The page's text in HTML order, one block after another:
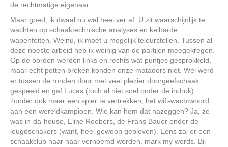
de rechtmatige eigenaar.
Maar goed, ik dwaal nu wel heel ver af. U zit waarschijnlijk te
wachten op schaaktechnische analyses en keiharde
wapenfeiten. Welnu, ik moet u mogelijk teleurstellen. Tussen al
deze noeste arbeid heb ik weinig van de partijen meegekregen.
Op de borden werden links en rechts wat puntjes gesprokkeld,
maar echt potten breken konden onze matadors niet. Wél werd
er tussen de ronden door met veel plezier doorgeefschaak
gespeeld en gaf Lucas (toch al niet snel onder de indruk)
zonder ook maar een spier te vertrekken, het wifi-wachtwoord
aan een wereldkampioen. Wie kan hem dat nazeggen? Ja, ze
was in-da-house, Eline Roebers, de Frans Bauer onder de
jeugdschakers (want, heel gewoon gebleven). Eens zal er een
schaakclub naar haar vernoemd worden, mark my words. Bij